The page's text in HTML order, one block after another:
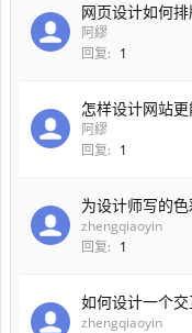
网页设计如何
阿繆
回复: 1
怎样设计网站更
阿繆
回复: 1
为设计师写的
zhengqiaoyin
回复: 1
如何设计一个
zhengqiaoyin